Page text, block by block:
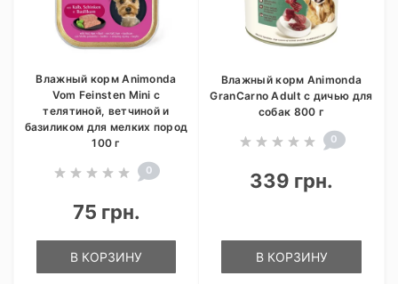
Влажный корм Animonda
Vom Feinsten Mini с
телятиной, ветчиной и
базиликом для мелких пород
100 г
0
75 грн.
В КОРЗИНУ
Влажный корм Animonda
GranCarno Adult с дичью для
собак 800 г
0
339 грн.
В КОРЗИНУ